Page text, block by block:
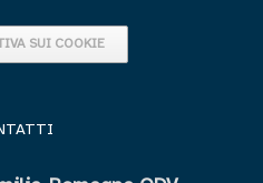
SUI COOKIE